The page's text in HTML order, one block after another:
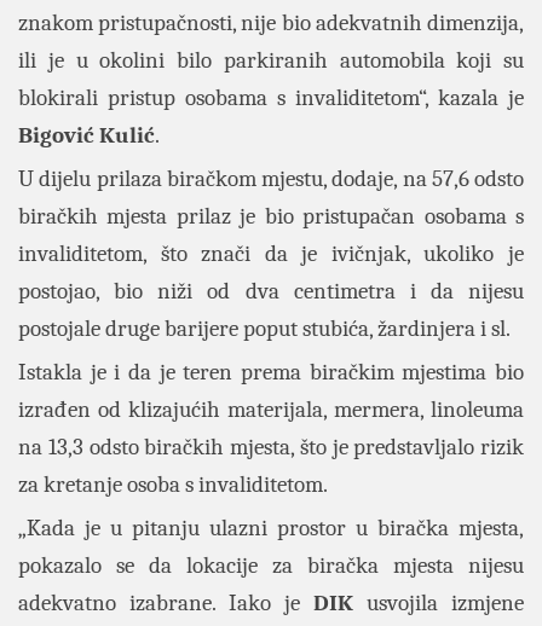
znakom pristupačnosti, nije bio adekvatnih dimenzija,
ili je u okolini bilo parkiranih automobila koji su
blokirali pristup osobama s invaliditetom“, kazala je
Bigović Kulić.
U dijelu prilaza biračkom mjestu, dodaje, na 57,6 odsto
biračkih mjesta prilaz je bio pristupačan osobama s
invaliditetom, što znači da je ivičnjak, ukoliko je
postojao, bio niži od dva centimetra i da nijesu
postojale druge barijere poput stubića, žardinjera i sl.
Istakla je i da je teren prema biračkim mjestima bio
izrađen od klizajućih materijala, mermera, linoleuma
na 13,3 odsto biračkih mjesta, što je predstavljalo rizik
za kretanje osoba s invaliditetom.
„Kada je u pitanju ulazni prostor u biračka mjesta,
pokazalo se da lokacije za biračka mjesta nijesu
adekvatno izabrane. Iako je DIK usvojila izmjene